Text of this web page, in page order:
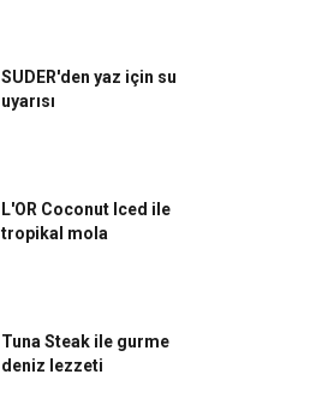
SUDER'den yaz için su
uyarısı
L'OR Coconut Iced ile
tropikal mola
Tuna Steak ile gurme
deniz lezzeti